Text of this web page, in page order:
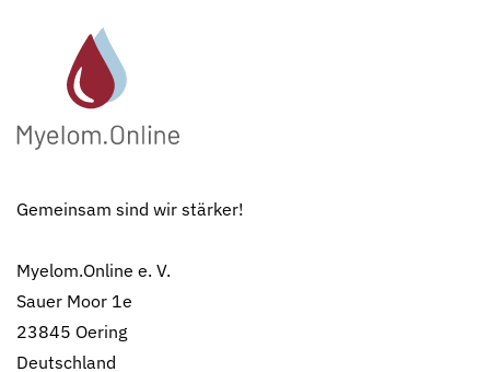
Gemeinsam sind wir stärker!
Myelom.Online e. V.
Sauer Moor 1e
23845 Oering
Deutschland